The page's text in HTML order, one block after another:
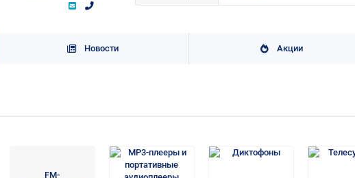
Новости Акции
FM-